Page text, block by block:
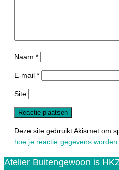
Naam *
E-mail *
Site
Deze site gebruikt Akismet om
hoe je reactie gegevens
Atelier Buitengewoon is